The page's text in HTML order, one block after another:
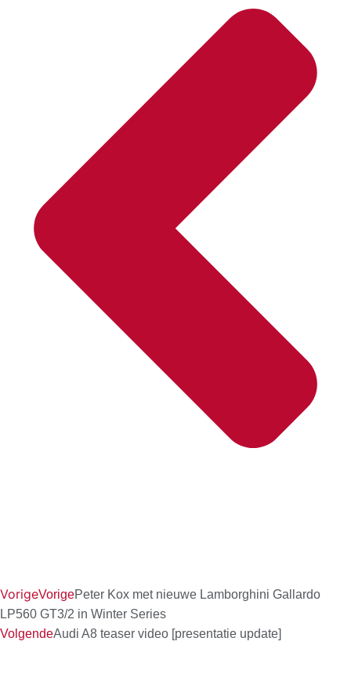
VorigeVorigePeter Kox met nieuwe Lamborghini Gallardo
LP560 GT3/2 in Winter Series
VolgendeAudi A8 teaser video [presentatie update]